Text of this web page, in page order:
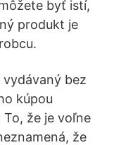
byť istí,
produkt je
bez
kúpou
že je voľne
že